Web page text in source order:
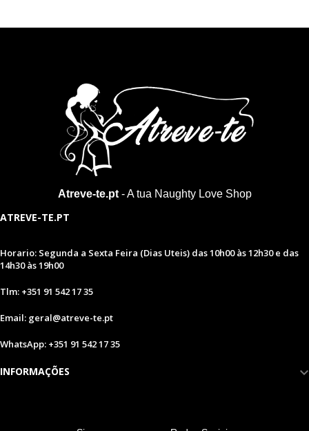
Atreve-te.pt- A tua Naughty Love Shop
ATREVE-TE.PT
Horario: Segunda a Sexta Feira (Dias Uteis) das 10h00 às 12h30 e das
14h30 às 19h00
Tlm: +351 91 542 17 35
Email: geral@atreve-te.pt
WhatsApp: +351 91 542 17 35
INFORMAÇÕES